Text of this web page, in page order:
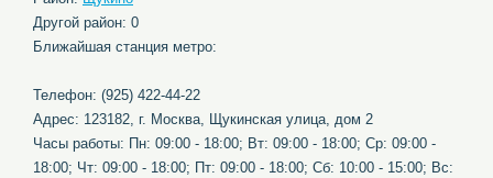
Другой район: 0
Ближайшая станция метро:
Телефон: (925) 422-44-22
Адрес: 123182, г. Москва, Щукинская улица, дом 2
Часы работы: Пн: 09:00 - 18:00; Вт: 09:00 - 18:00; Ср: 09:00 -
18:00; Чт: 09:00 - 18:00; Пт: 09:00 - 18:00; Сб: 10:00 - 15:00; Вс: